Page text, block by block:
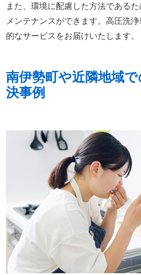
また、環境に配慮した方法である
メンテナンスができます。高圧洗
的なサービスをお届けいたします。
南伊勢町や近隣地域
決事例